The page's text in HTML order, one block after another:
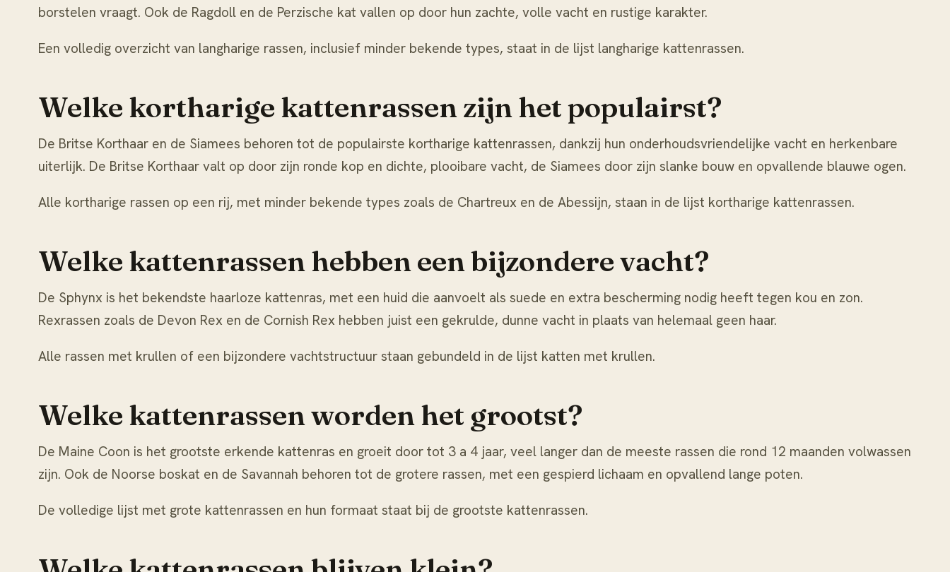
borstelen vraagt. Ook de Ragdollen de Perzische kat vallen op door hun zachte, volle vacht en rustige karakter.
Een volledig overzicht van langharige rassen, inclusief minder bekende types, staat in de lijst langharige kattenrassen.
Welke kortharige kattenrassen zijn het populairst?
De Britse Korthaaren de Siamees behoren tot de populairste kortharige kattenrassen, dankzij hun onderhoudsvriendelijke vacht en herkenbare
uiterlijk. De Britse Korthaar valt op door zijn ronde kop en dichte, plooibare vacht, de Siamees door zijn slanke bouw en opvallende blauwe ogen.
Alle kortharige rassen op een rij, met minder bekende types zoals de Chartreux en de Abessijn, staan in de lijst kortharige kattenrassen.
Welke kattenrassen hebben een bijzondere vacht?
De Sphynx is het bekendste haarloze kattenras, met een huid die aanvoelt als suede en extra bescherming nodig heeft tegen kou en zon.
Rexrassen zoals de Devon Rex en de Cornish Rex hebben juist een gekrulde, dunne vacht in plaats van helemaal geen haar.
Alle rassen met krullen of een bijzondere vachtstructuur staan gebundeld in de lijst katten met krullen.
Welke kattenrassen worden het grootst?
De Maine Coon is het grootste erkende kattenras en groeit door tot 3 a 4 jaar, veel langer dan de meeste rassen die rond 12 maanden volwassen
zijn. Ook de Noorse boskat en de Savannah behoren tot de grotere rassen, met een gespierd lichaam en opvallend lange poten.
De volledige lijst met grote kattenrassen en hun formaat staat bij de grootste kattenrassen.